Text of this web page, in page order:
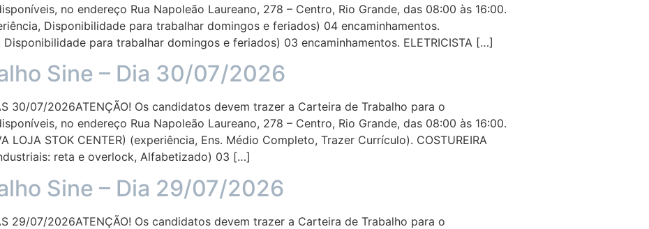
no endereço Rua Napoleão Laureano, 278 – Centro, Rio Grande, das 08:00 às 16:00.
Disponibilidade para trabalhar domingos e feriados) 04 encaminhamentos.
Disponibilidade para trabalhar domingos e feriados) 03 encaminhamentos. ELETRICISTA […]
Sine – Dia 30/07/2026
30/07/2026ATENÇÃO! Os candidatos devem trazer a Carteira de Trabalho para o
no endereço Rua Napoleão Laureano, 278 – Centro, Rio Grande, das 08:00 às 16:00.
LOJA STOK CENTER) (experiência, Ens. Médio Completo, Trazer Currículo). COSTUREIRA
reta e overlock, Alfabetizado) 03 […]
Sine – Dia 29/07/2026
29/07/2026ATENÇÃO! Os candidatos devem trazer a Carteira de Trabalho para o